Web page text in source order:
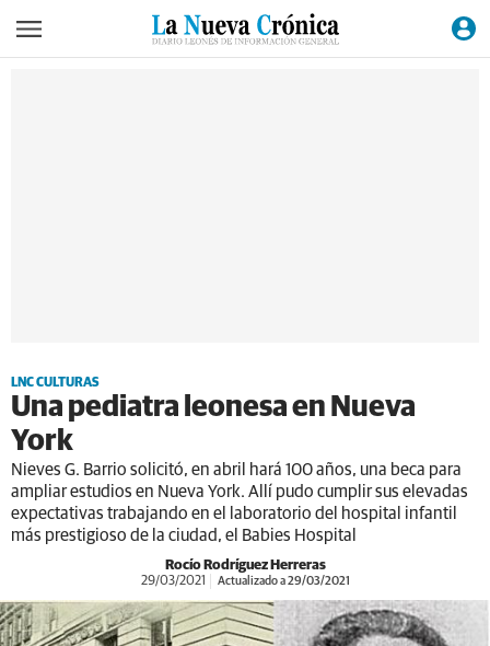
LNC CULTURAS
Una pediatra leonesa en Nueva
York
Nieves G. Barrio solicitó, en abril hará 100 años, una beca para
ampliar estudios en Nueva York. Allí pudo cumplir sus elevadas
expectativas trabajando en el laboratorio del hospital infantil
más prestigioso de la ciudad, el Babies Hospital
Rocío Rodríguez Herreras
29/03/2021 Actualizado a 29/03/2021